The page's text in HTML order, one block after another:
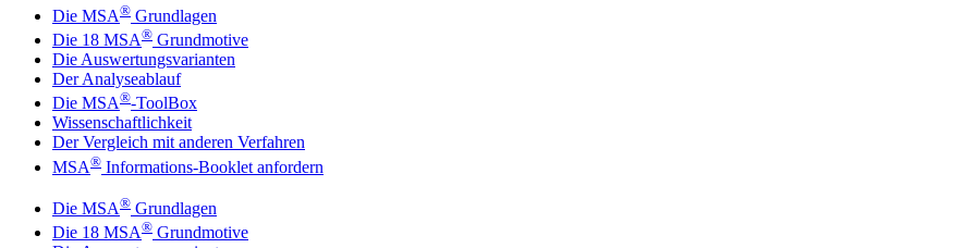
Die MSA® Grundlagen
Die 18 MSA® Grundmotive
Die Auswertungsvarianten
Der Analyseablauf
Die MSA®-ToolBox
Wissenschaftlichkeit
Der Vergleich mit anderen Verfahren
MSA® Informations-Booklet anfordern
Die MSA® Grundlagen
Die 18 MSA® Grundmotive